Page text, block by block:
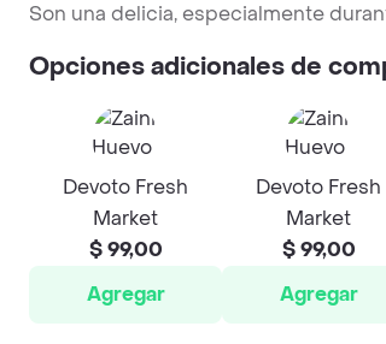
Son una delicia, especialmente
Opciones adicionales de
Devoto Fresh
Market
$ 99,00
Agregar
Devoto Fresh
Market
$ 99,00
Agregar